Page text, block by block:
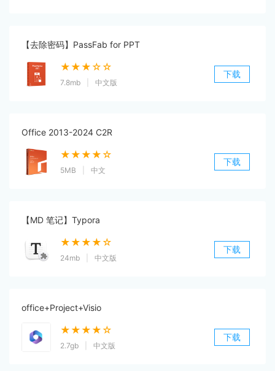
【去除密码】PassFab for PPT
★★★☆☆
7.8mb 中文版
下载
Office 2013-2024 C2R
★★★★☆
5MB 中文
下载
【MD 笔记】Typora
★★★★☆
24mb 中文版
下载
office+Project+Visio
★★★★☆
2.7gb 中文版
下载